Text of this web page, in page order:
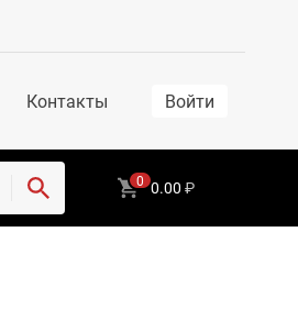
Контакты Войти
0 0.00 ₽